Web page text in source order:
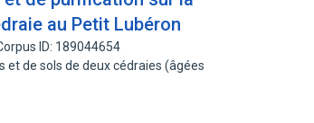
au Petit Lubéron
ID: 189044654
et de sols de deux cédraies (âgées